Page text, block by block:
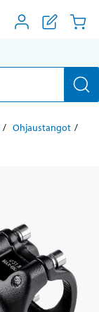
Ohjaustangot